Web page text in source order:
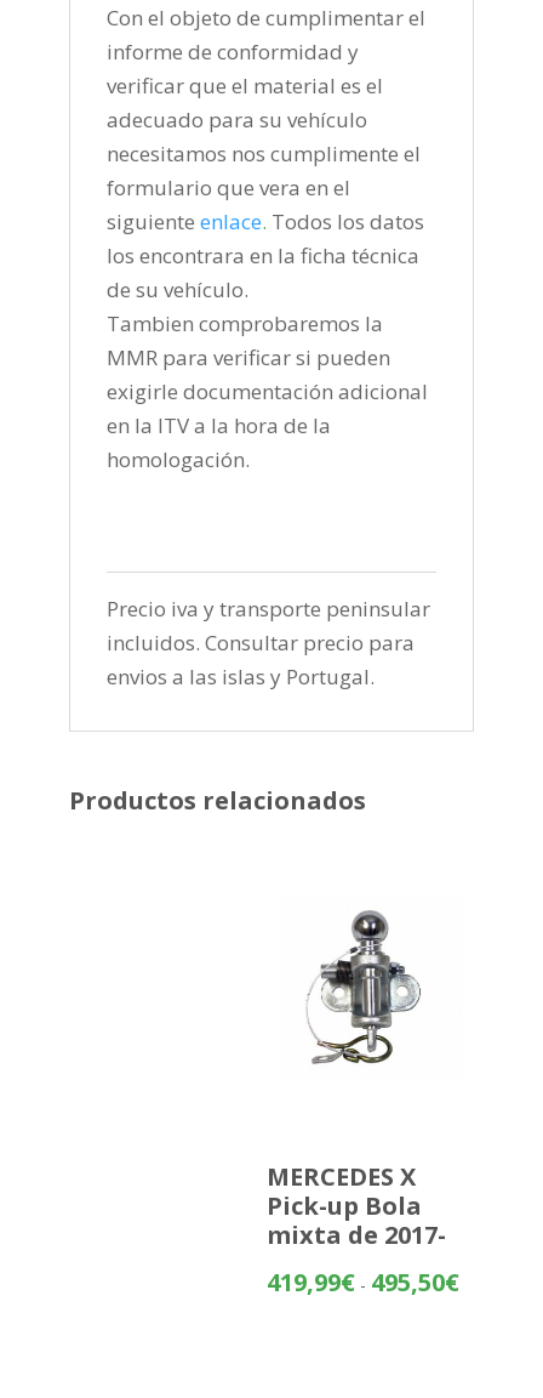
Con el objeto de cumplimentar el
informe de conformidad y
verificar que el material es el
adecuado para su vehículo
necesitamos nos cumplimente el
formulario que vera en el
siguiente enlace. Todos los datos
los encontrara en la ficha técnica
de su vehículo.
Tambien comprobaremos la
MMR para verificar si pueden
exigirle documentación adicional
en la ITV a la hora de la
homologación.
Precio iva y transporte peninsular
incluidos. Consultar precio para
envios a las islas y Portugal.
Productos relacionados
MERCEDES X
Pick-up Bola
mixta de 2017-
419,99€ - 495,50€Rango